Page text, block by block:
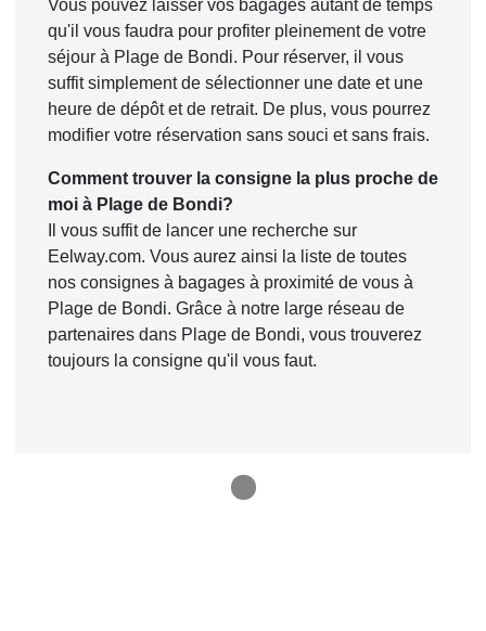
Vous pouvez laisser vos bagages autant de temps
qu'il vous faudra pour profiter pleinement de votre
séjour à Plage de Bondi. Pour réserver, il vous
suffit simplement de sélectionner une date et une
heure de dépôt et de retrait. De plus, vous pourrez
modifier votre réservation sans souci et sans frais.
Comment trouver la consigne la plus proche de
moi à Plage de Bondi?
Il vous suffit de lancer une recherche sur
Eelway.com. Vous aurez ainsi la liste de toutes
nos consignes à bagages à proximité de vous à
Plage de Bondi. Grâce à notre large réseau de
partenaires dans Plage de Bondi, vous trouverez
toujours la consigne qu'il vous faut.